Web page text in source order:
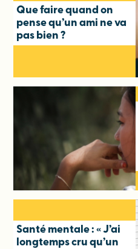
Que faire quand on
pense qu’un ami ne va
pas bien ?
Santé mentale : « J’ai
longtemps cru qu’un